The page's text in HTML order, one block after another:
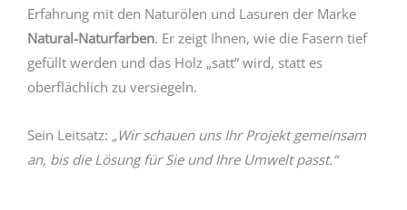
Erfahrung mit den Naturölen und Lasuren der Marke
Natural-Naturfarben. Er zeigt Ihnen, wie die Fasern tief
gefüllt werden und das Holz „satt“ wird, statt es
oberflächlich zu versiegeln.
Sein Leitsatz: „Wir schauen uns Ihr Projekt gemeinsam
an, bis die Lösung für Sie und Ihre Umwelt passt.“